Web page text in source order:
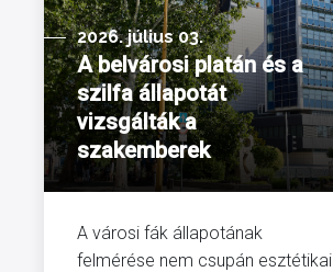
2026. július 03.
A belvárosi platán és a
szilfa állapotát
vizsgálták a
szakemberek
A városi fák állapotának
felmérése nem csupán esztétikai